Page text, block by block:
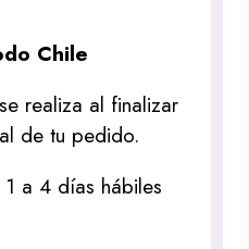
Chile
realiza al finalizar
de tu pedido.
a 4 días hábiles